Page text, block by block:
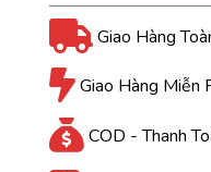
Giao Hàng
Giao Hàng Miễn
COD - Thanh